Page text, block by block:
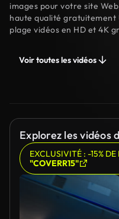
images pour votre site
haute qualité gratuitement
plage vidéos en HD et 4K
Voir toutes les vidéos
Explorez les vidéos
EXCLUSIVITÉ : -15%
"COVERR15"